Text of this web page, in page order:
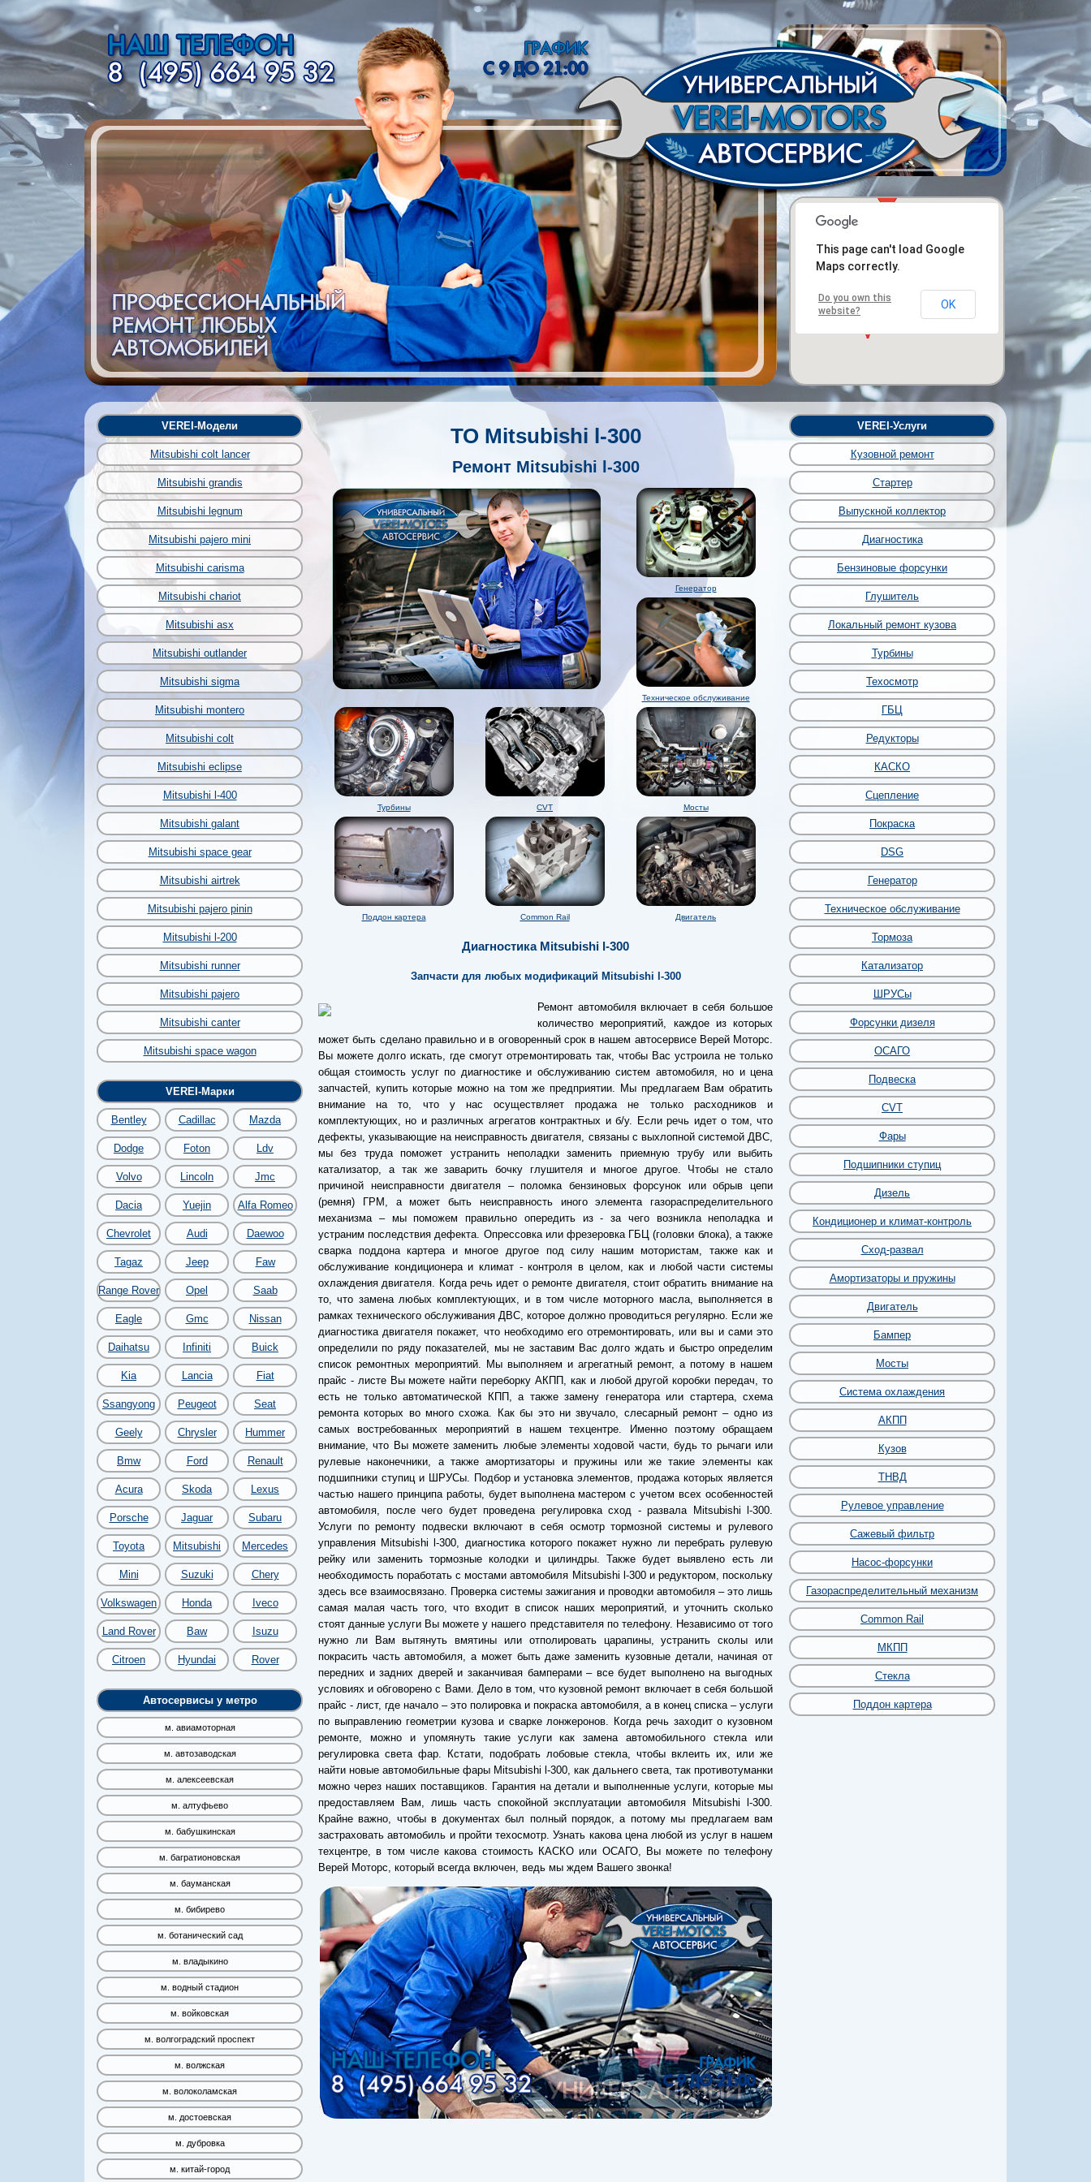
This page can't load Google
Maps correctly.
Do you own this
website?
OK
VEREI-Модели
Mitsubishi colt lancer
Mitsubishi grandis
Mitsubishi legnum
Mitsubishi pajero mini
Mitsubishi carisma
Mitsubishi chariot
Mitsubishi asx
Mitsubishi outlander
Mitsubishi sigma
Mitsubishi montero
Mitsubishi colt
Mitsubishi eclipse
Mitsubishi l-400
Mitsubishi galant
Mitsubishi space gear
Mitsubishi airtrek
Mitsubishi pajero pinin
Mitsubishi l-200
Mitsubishi runner
Mitsubishi pajero
Mitsubishi canter
Mitsubishi space wagon
VEREI-Марки
Bentley Cadillac Mazda
Dodge Foton Ldv
Volvo Lincoln Jmc
Dacia Yuejin Alfa Romeo
Chevrolet Audi Daewoo
Tagaz Jeep Faw
Range Rover Opel Saab
Eagle Gmc Nissan
Daihatsu Infiniti Buick
Kia Lancia Fiat
Ssangyong Peugeot Seat
Geely Chrysler Hummer
Bmw Ford Renault
Acura Skoda Lexus
Porsche Jaguar Subaru
Toyota Mitsubishi Mercedes
Mini Suzuki Chery
Volkswagen Honda Iveco
Land Rover Baw Isuzu
Citroen Hyundai Rover
Автосервисы у метро
м. авиамоторная
м. автозаводская
м. алексеевская
м. алтуфьево
м. бабушкинская
м. багратионовская
м. бауманская
м. бибирево
м. ботанический сад
м. владыкино
м. водный стадион
м. войковская
м. волгоградский проспект
м. волжская
м. волоколамская
м. достоевская
м. дубровка
м. китай-город
ТО Mitsubishi l-300
Ремонт Mitsubishi l-300
Генератор
Техническое обслуживание
Турбины CVT Мосты
Поддон картера Common Rail Двигатель
Диагностика Mitsubishi l-300
Запчасти для любых модификаций Mitsubishi l-300
Ремонт автомобиля включает в себя большое
количество мероприятий, каждое из которых
может быть сделано правильно и в оговоренный срок в нашем автосервисе Верей Моторс.
Вы можете долго искать, где смогут отремонтировать так, чтобы Вас устроила не только
общая стоимость услуг по диагностике и обслуживанию систем автомобиля, но и цена
запчастей, купить которые можно на том же предприятии. Мы предлагаем Вам обратить
внимание на то, что у нас осуществляет продажа не только расходников и
комплектующих, но и различных агрегатов контрактных и б/у. Если речь идет о том, что
дефекты, указывающие на неисправность двигателя, связаны с выхлопной системой ДВС,
мы без труда поможет устранить неполадки заменить приемную трубу или выбить
катализатор, а так же заварить бочку глушителя и многое другое. Чтобы не стало
причиной неисправности двигателя – поломка бензиновых форсунок или обрыв цепи
(ремня) ГРМ, а может быть неисправность иного элемента газораспределительного
механизма – мы поможем правильно опередить из - за чего возникла неполадка и
устраним последствия дефекта. Опрессовка или фрезеровка ГБЦ (головки блока), а также
сварка поддона картера и многое другое под силу нашим мотористам, также как и
обслуживание кондиционера и климат - контроля в целом, как и любой части системы
охлаждения двигателя. Когда речь идет о ремонте двигателя, стоит обратить внимание на
то, что замена любых комплектующих, и в том числе моторного масла, выполняется в
рамках технического обслуживания ДВС, которое должно проводиться регулярно. Если же
диагностика двигателя покажет, что необходимо его отремонтировать, или вы и сами это
определили по ряду показателей, мы не заставим Вас долго ждать и быстро определим
список ремонтных мероприятий. Мы выполняем и агрегатный ремонт, а потому в нашем
прайс - листе Вы можете найти переборку АКПП, как и любой другой коробки передач, то
есть не только автоматической КПП, а также замену генератора или стартера, схема
ремонта которых во много схожа. Как бы это ни звучало, слесарный ремонт – одно из
самых востребованных мероприятий в нашем техцентре. Именно поэтому обращаем
внимание, что Вы можете заменить любые элементы ходовой части, будь то рычаги или
рулевые наконечники, а также амортизаторы и пружины или же такие элементы как
подшипники ступиц и ШРУСы. Подбор и установка элементов, продажа которых является
частью нашего принципа работы, будет выполнена мастером с учетом всех особенностей
автомобиля, после чего будет проведена регулировка сход - развала Mitsubishi l-300.
Услуги по ремонту подвески включают в себя осмотр тормозной системы и рулевого
управления Mitsubishi l-300, диагностика которого покажет нужно ли перебрать рулевую
рейку или заменить тормозные колодки и цилиндры. Также будет выявлено есть ли
необходимость поработать с мостами автомобиля Mitsubishi l-300 и редуктором, поскольку
здесь все взаимосвязано. Проверка системы зажигания и проводки автомобиля – это лишь
самая малая часть того, что входит в список наших мероприятий, и уточнить сколько
стоят данные услуги Вы можете у нашего представителя по телефону. Независимо от того
нужно ли Вам вытянуть вмятины или отполировать царапины, устранить сколы или
покрасить часть автомобиля, а может быть даже заменить кузовные детали, начиная от
передних и задних дверей и заканчивая бамперами – все будет выполнено на выгодных
условиях и обговорено с Вами. Дело в том, что кузовной ремонт включает в себя большой
прайс - лист, где начало – это полировка и покраска автомобиля, а в конец списка – услуги
по выправлению геометрии кузова и сварке лонжеронов. Когда речь заходит о кузовном
ремонте, можно и упомянуть такие услуги как замена автомобильного стекла или
регулировка света фар. Кстати, подобрать лобовые стекла, чтобы вклеить их, или же
найти новые автомобильные фары Mitsubishi l-300, как дальнего света, так противотуманки
можно через наших поставщиков. Гарантия на детали и выполненные услуги, которые мы
предоставляем Вам, лишь часть спокойной эксплуатации автомобиля Mitsubishi l-300.
Крайне важно, чтобы в документах был полный порядок, а потому мы предлагаем вам
застраховать автомобиль и пройти техосмотр. Узнать какова цена любой из услуг в нашем
техцентре, в том числе какова стоимость КАСКО или ОСАГО, Вы можете по телефону
Верей Моторс, который всегда включен, ведь мы ждем Вашего звонка!
VEREI-Услуги
Кузовной ремонт
Стартер
Выпускной коллектор
Диагностика
Бензиновые форсунки
Глушитель
Локальный ремонт кузова
Турбины
Техосмотр
ГБЦ
Редукторы
КАСКО
Сцепление
Покраска
DSG
Генератор
Техническое обслуживание
Тормоза
Катализатор
ШРУСы
Форсунки дизеля
ОСАГО
Подвеска
CVT
Фары
Подшипники ступиц
Дизель
Кондиционер и климат-контроль
Сход-развал
Амортизаторы и пружины
Двигатель
Бампер
Мосты
Система охлаждения
АКПП
Кузов
ТНВД
Рулевое управление
Сажевый фильтр
Насос-форсунки
Газораспределительный механизм
Common Rail
МКПП
Стекла
Поддон картера